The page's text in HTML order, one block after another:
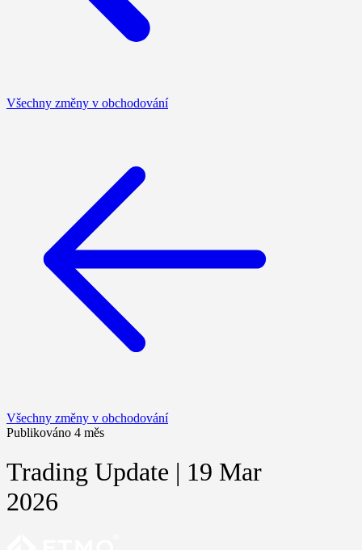
Všechny změny v obchodování
Všechny změny v obchodování
Publikováno 4 měs
Trading Update | 19 Mar
2026